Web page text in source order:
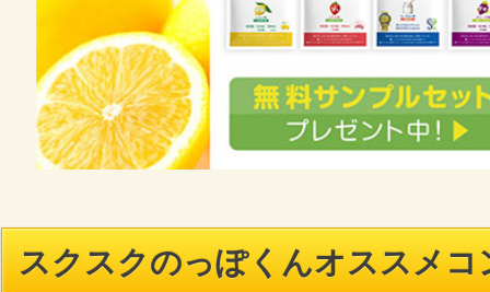
スクスクのっぽくんオススメコ